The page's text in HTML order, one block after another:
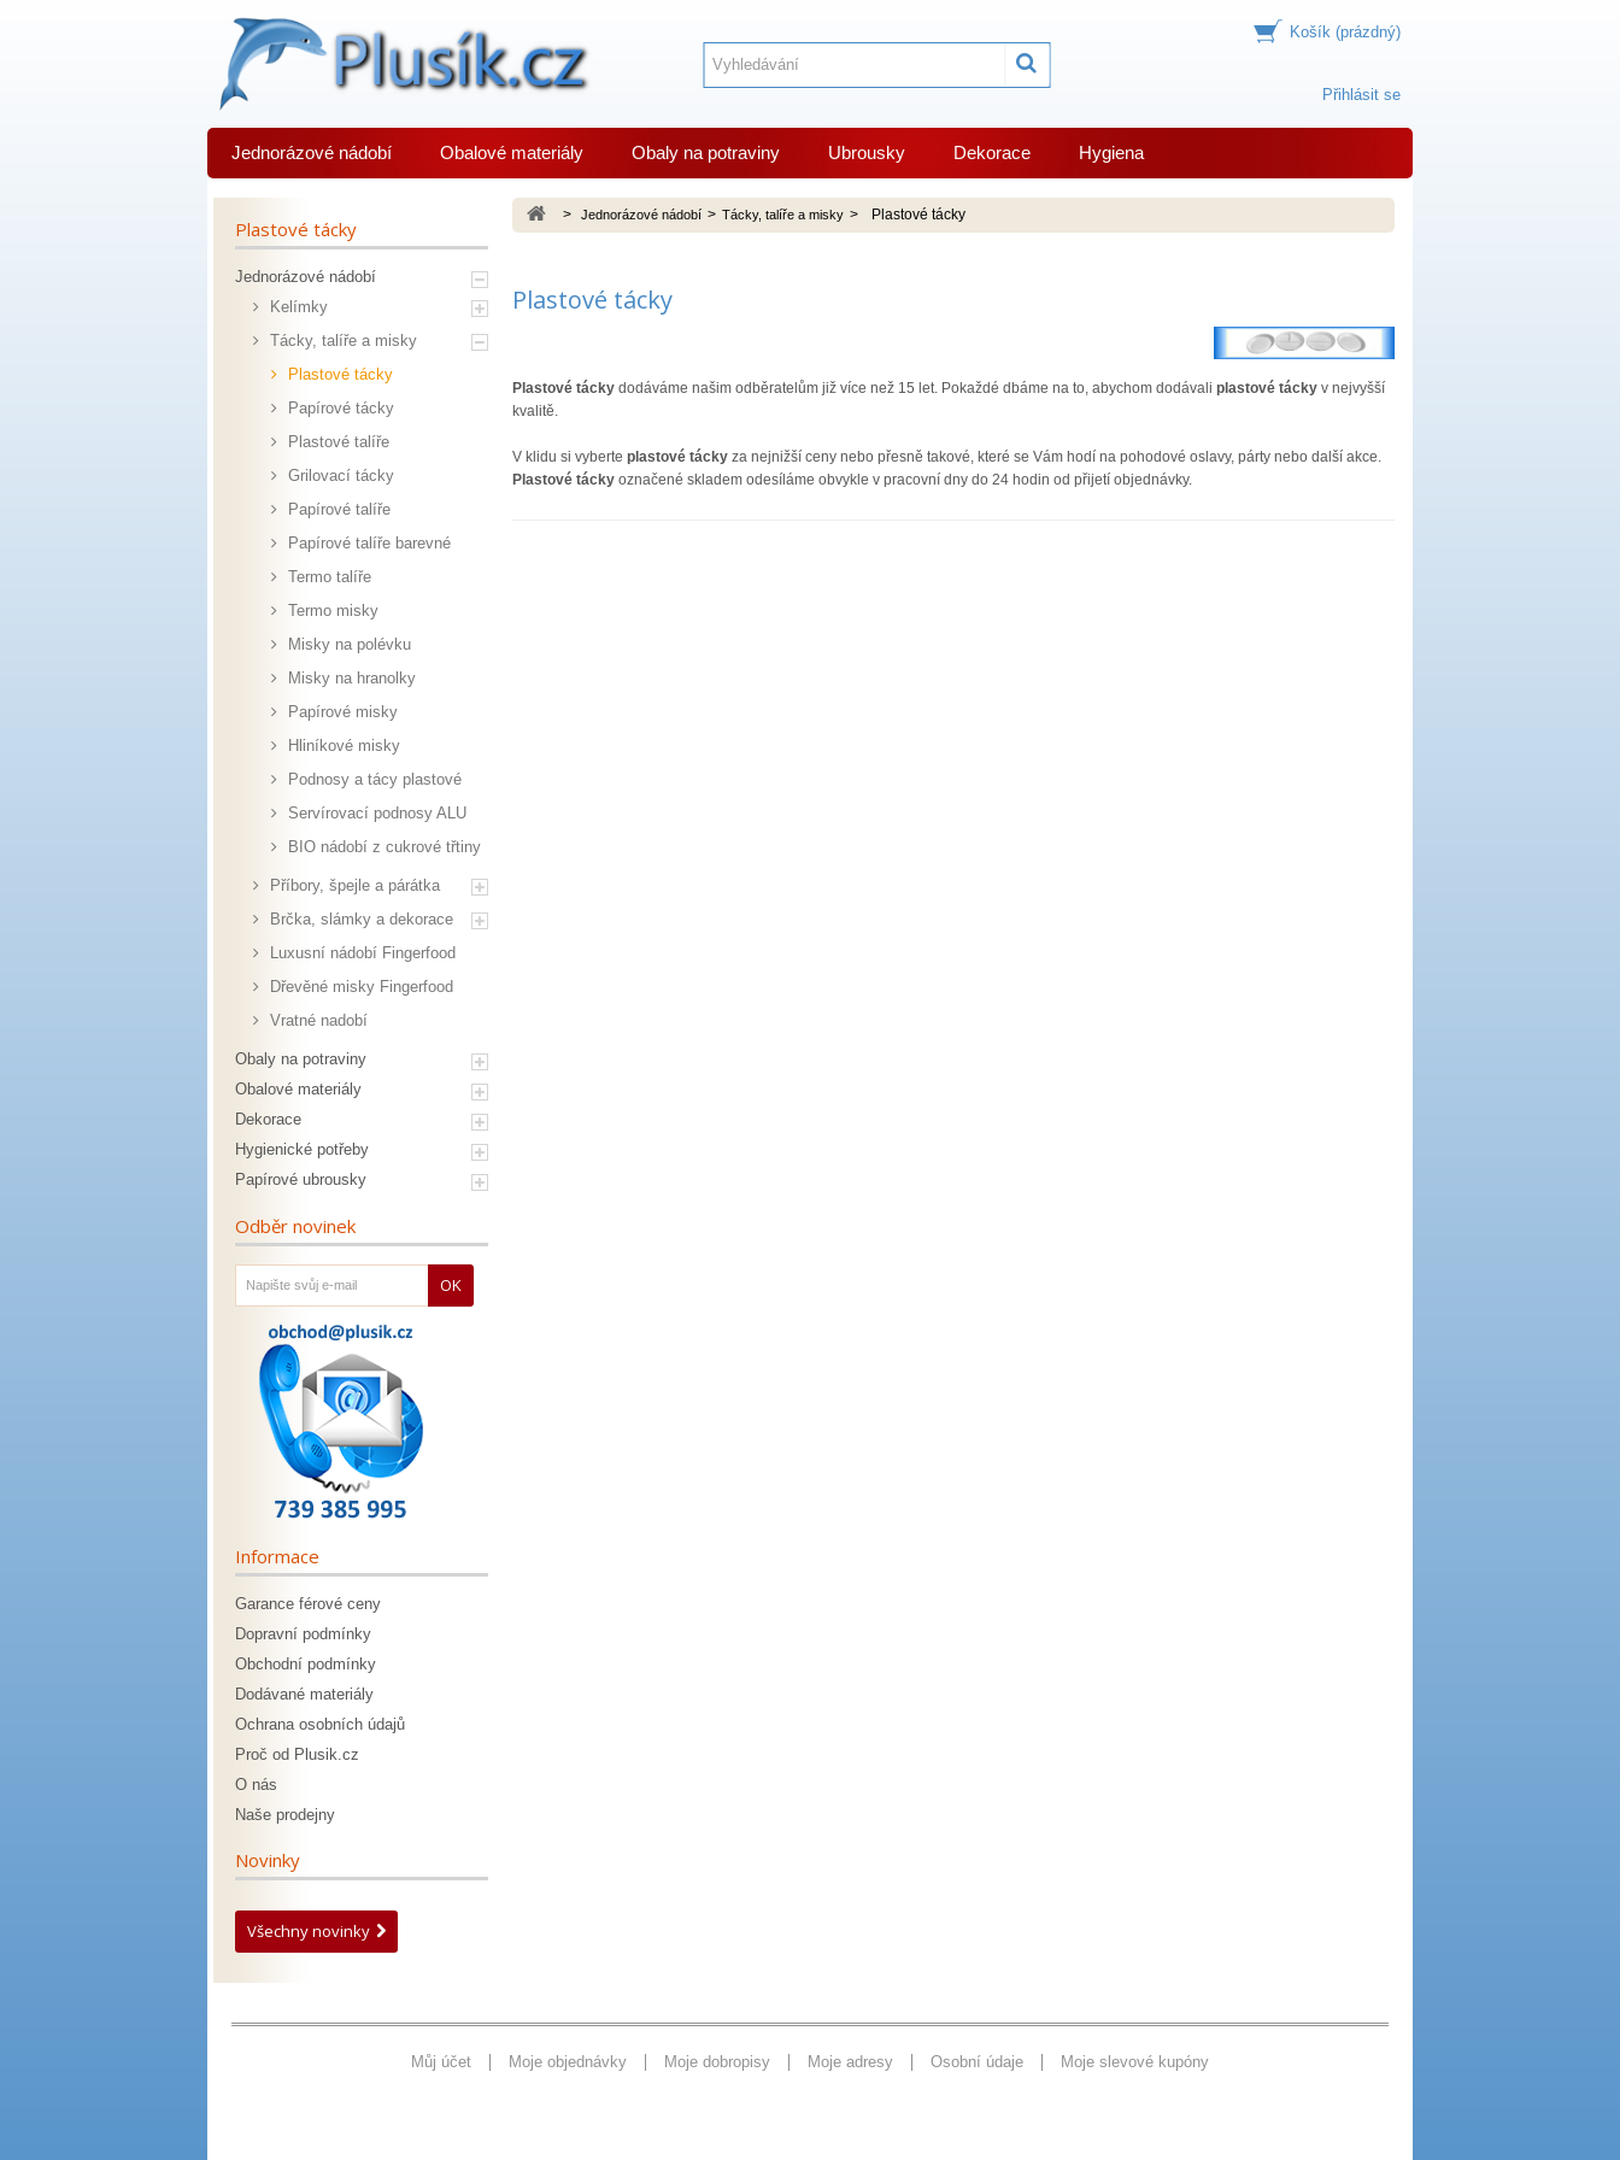
Košík (prázdný)
Přihlásit se
Jednorázové nádobí Obalové materiály Obaly na potraviny Ubrousky Dekorace Hygiena
Plastové tácky
Jednorázové nádobí
Kelímky
Tácky, talíře a misky
Plastové tácky
Papírové tácky
Plastové talíře
Grilovací tácky
Papírové talíře
Papírové talíře barevné
Termo talíře
Termo misky
Misky na polévku
Misky na hranolky
Papírové misky
Hliníkové misky
Podnosy a tácy plastové
Servírovací podnosy ALU
BIO nádobí z cukrové třtiny
Příbory, špejle a párátka
Brčka, slámky a dekorace
Luxusní nádobí Fingerfood
Dřevěné misky Fingerfood
Vratné nadobí
Obaly na potraviny
Obalové materiály
Dekorace
Hygienické potřeby
Papírové ubrousky
Odběr novinek
OK
Informace
Garance férové ceny
Dopravní podmínky
Obchodní podmínky
Dodávané materiály
Ochrana osobních údajů
Proč od Plusik.cz
O nás
Naše prodejny
Novinky
Všechny novinky
> Jednorázové nádobí > Tácky, talíře a misky > Plastové tácky
Plastové tácky
Plastové táckydodáváme našim odběratelům již více než 15 let. Pokaždé dbáme na to, abychom dodávali plastové táckyv nejvyšší
kvalitě.
V klidu si vyberte plastové táckyza nejnižší ceny nebo přesně takové, které se Vám hodí na pohodové oslavy, párty nebo další akce.
Plastové táckyoznačené skladem odesíláme obvykle v pracovní dny do 24 hodin od přijetí objednávky.
Můj účet Moje objednávky Moje dobropisy Moje adresy Osobní údaje Moje slevové kupóny